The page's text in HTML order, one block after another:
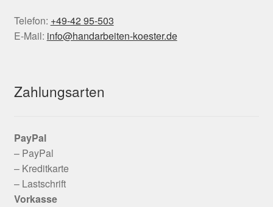
Telefon: +49-42 95-503
E-Mail: info@handarbeiten-koester.de
Zahlungsarten
PayPal
– PayPal
– Kreditkarte
– Lastschrift
Vorkasse